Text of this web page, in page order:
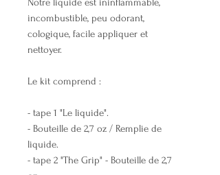
Notre liquide est ininflammable,
incombustible, peu odorant,
cologique, facile appliquer et
nettoyer.
Le kit comprend :
- tape 1 "Le liquide".
- Bouteille de 2,7 oz / Remplie de
liquide.
- tape 2 "The Grip" - Bouteille de 2,7